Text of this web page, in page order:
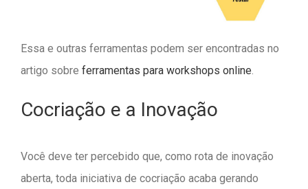
Essa e outras ferramentas podem ser encontradas no
artigo sobre ferramentas para workshops online.
Cocriação e a Inovação
Você deve ter percebido que, como rota de inovação
aberta, toda iniciativa de cocriação acaba gerando